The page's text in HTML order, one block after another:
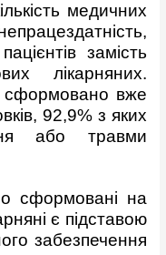
медичних
замість
лікарняних.
сформовано вже
92,9% з яких
або травми
сформовані на
є підставою
забезпечення